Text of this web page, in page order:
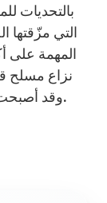
بالتحديات
التي
المهمة على
نزاع مسلح
وقد أصبحت مترابطة أخيراً ويعزز بعضها البعض الآخر.